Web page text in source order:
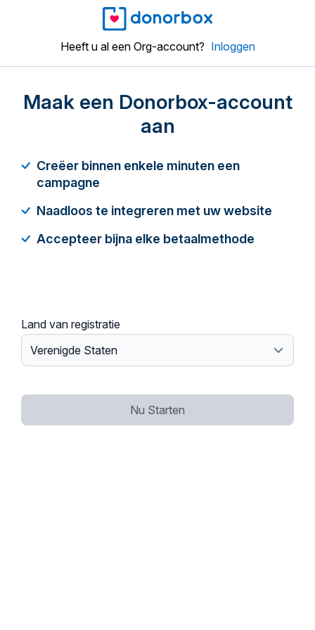
Heeft u al een Org-account? Inloggen
Maak een Donorbox-account
aan
Creëer binnen enkele minuten een
campagne
Naadloos te integreren met uw website
Accepteer bijna elke betaalmethode
Land van registratie
Nu Starten